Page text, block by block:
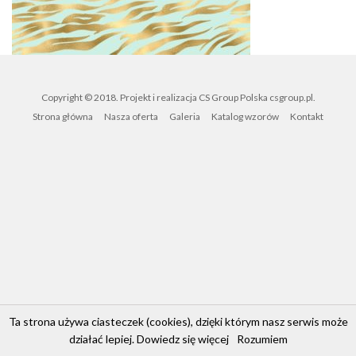
Copyright © 2018. Projekt i realizacja CS Group Polska csgroup.pl.
Strona główna
Nasza oferta Galeria Katalog wzorów Kontakt
Ta strona używa ciasteczek (cookies), dzięki którym nasz serwis może
działać lepiej.Dowiedz się więcej Rozumiem